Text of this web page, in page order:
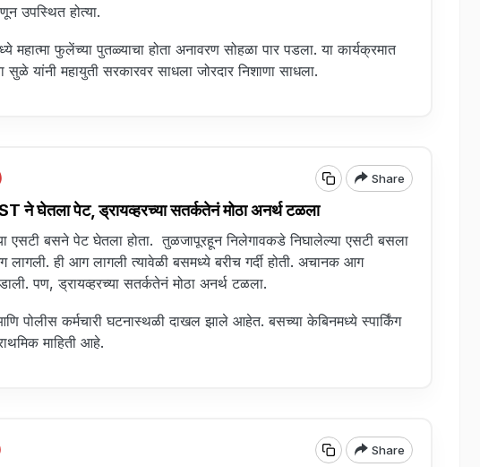
उपस्थित होत्या.
महात्मा फुलेंच्या पुतळ्याचा होता अनावरण सोहळा पार पडला. या कार्यक्रमात
सुळे यांनी महायुती सरकारवर साधला जोरदार निशाणा साधला.
Share
ने घेतला पेट, ड्रायव्हरच्या सतर्कतेनं मोठा अनर्थ टळला
एसटी बसने पेट घेतला होता. तुळजापूरहून निलेगावकडे निघालेल्या एसटी बसला
ही आग लागली त्यावेळी बसमध्ये बरीच गर्दी होती. अचानक आग
पण, ड्रायव्हरच्या सतर्कतेनं मोठा अनर्थ टळला.
पोलीस कर्मचारी घटनास्थळी दाखल झाले आहेत. बसच्या केबिनमध्ये स्पार्किंग
माहिती आहे.
Share